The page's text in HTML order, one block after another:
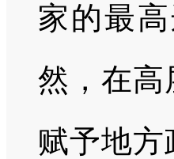
家的最
然，在高
赋予地